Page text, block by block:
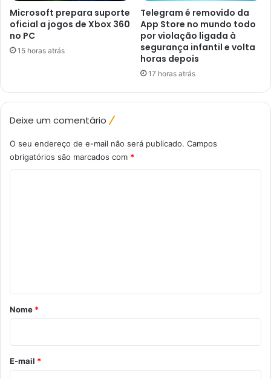
Microsoft prepara suporte
oficial a jogos de Xbox 360
no PC
15 horas atrás
Telegram é removido da
App Store no mundo todo
por violação ligada à
segurança infantil e volta
horas depois
17 horas atrás
Deixe um comentário
O seu endereço de e-mail não será publicado. Campos
obrigatórios são marcados com *
r
o
*
Nome *
E-mail *